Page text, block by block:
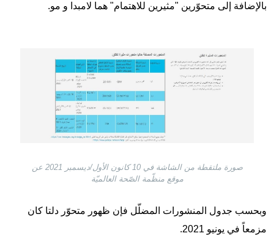
بالإضافة إلى متحوّرين "مثيرين للاهتمام" هما لامبدا و مو.
صورة ملتقطة من الشاشة في 10 كانون الأول/ديسمبر 2021 عن
موقع منظّمة الصّحة العالميّة
وبحسب جدول المنشورات المضلّل فإن ظهور متحوّر دلتا كان
مزمعاً في يونيو 2021.